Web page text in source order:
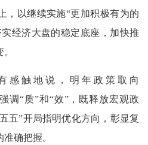
以继续实施“更加积极有为的
经济大盘的稳定底座，加快推
触地说，明年政策取向
调“质”和“效”，既释放宏观政
五”开局指明优化方向，彰显复
确把握。